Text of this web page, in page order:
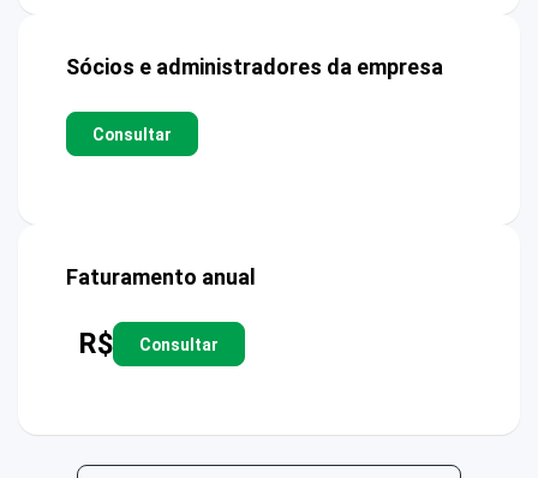
Sócios e administradores da empresa
Consultar
Faturamento anual
R$ Consultar